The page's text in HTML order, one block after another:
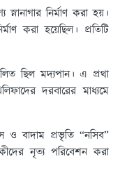
নির্মাণ করা হয়।
করা হয়েছিল। প্রতিটি
ছিল মদ্যপান। এ প্রথা
দরবারের মাধ্যমে
ও বাদাম প্রভৃতি “নসিব”
নৃত্য পরিবেশন করা